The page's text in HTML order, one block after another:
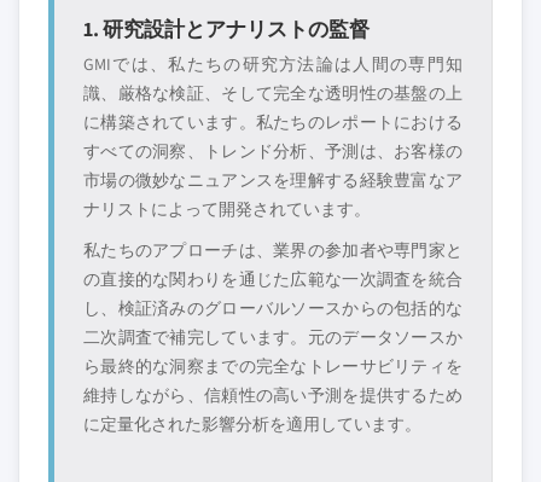
1. 研究設計とアナリストの監督
GMIでは、私たちの研究方法論は人間の専門知
識、厳格な検証、そして完全な透明性の基盤の上
に構築されています。私たちのレポートにおける
すべての洞察、トレンド分析、予測は、お客様の
市場の微妙なニュアンスを理解する経験豊富なア
ナリストによって開発されています。
私たちのアプローチは、業界の参加者や専門家と
の直接的な関わりを通じた広範な一次調査を統合
し、検証済みのグローバルソースからの包括的な
二次調査で補完しています。元のデータソースか
ら最終的な洞察までの完全なトレーサビリティを
維持しながら、信頼性の高い予測を提供するため
に定量化された影響分析を適用しています。